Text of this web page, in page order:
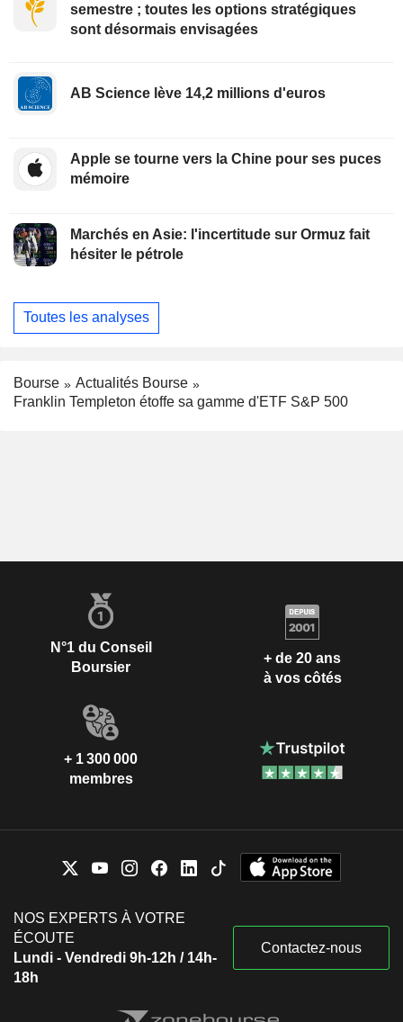
semestre ; toutes les options stratégiques
sont désormais envisagées
AB Science lève 14,2 millions d'euros
Apple se tourne vers la Chine pour ses puces
mémoire
Marchés en Asie: l'incertitude sur Ormuz fait
hésiter le pétrole
Toutes les analyses
Bourse
Actualités Bourse
Franklin Templeton étoffe sa gamme d'ETF S&P 500
N°1 du Conseil
Boursier
+ de 20 ans
à vos côtés
+ 1 300 000
membres
NOS EXPERTS À VOTRE
ÉCOUTE
Lundi - Vendredi 9h-12h / 14h-
18h
Contactez-nous